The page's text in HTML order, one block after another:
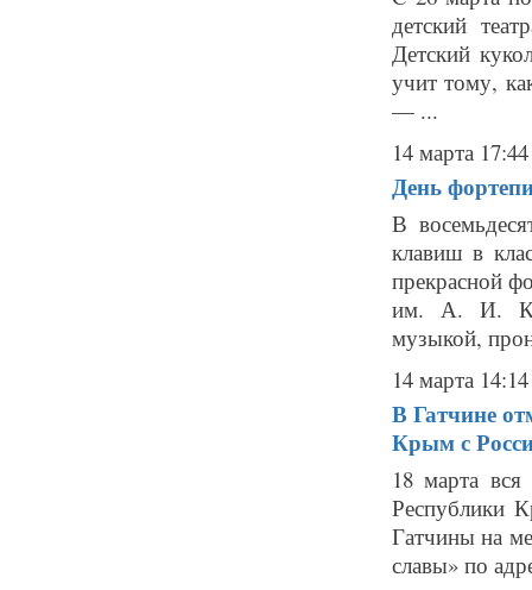
детский
Детский
учит тому,
— ...
14 марта 17:44
День
В
клавиш в
прекрасной
им. А. И.
музыкой,
14 марта 14:14
В Гатчине
Крым с
18 марта
Республики
Гатчины на
славы» по